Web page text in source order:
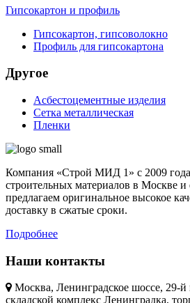
Гипсокартон и профиль
Гипсокартон, гипсоволокно
Профиль для гипсокартона
Другое
Асбестоцементные изделия
Сетка металлическая
Пленки
Компания «Строй МИД 1» с 2009
строительных материалов в Москве
предлагаем оригинальное высокое
доставку в сжатые сроки.
Подробнее
Наши контакты
Москва, Ленинградское шоссе, 29-й
складской комплекс Ленинградка,